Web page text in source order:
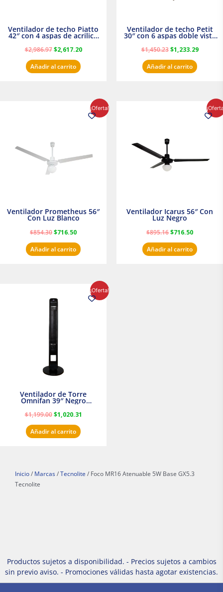
Ventilador de techo Piatto
42″ con 4 aspas de acrilico
transparente
$2,986.97 $2,617.20
Añadir al carrito
Ventilador de techo Petit
30″ con 6 aspas doble vista
Satinado Masterfan
$1,450.23 $1,233.29
Añadir al carrito
¡Oferta!
Ventilador Prometheus 56″
Con Luz Blanco
$854.30$716.50
precio
actual
Añadir al carrito
Ventilador Icarus 56″ Con
Luz Negro
$895.16$716.50
precio
actual
Añadir al carrito
¡Oferta!
Ventilador de Torre
Omnifan 39″ Negro
$1,199.00
original
era:
$1,020.31
precio
actual
Añadir al carrito
Inicio / Marcas / Tecnolite / Foco MR16 Atenuable 5W Base GX5.3
Tecnolite
Productos sujetos a disponibilidad. - Precios sujetos a cambios
sin previo aviso. - Promociones válidas hasta agotar existencias.